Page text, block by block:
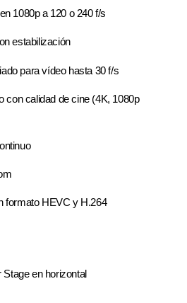
1080p a 120 o 240 f/s
estabilización
para vídeo hasta 30 f/s
con calidad de cine (4K, 1080p
formato HEVC y H.264
en horizontal